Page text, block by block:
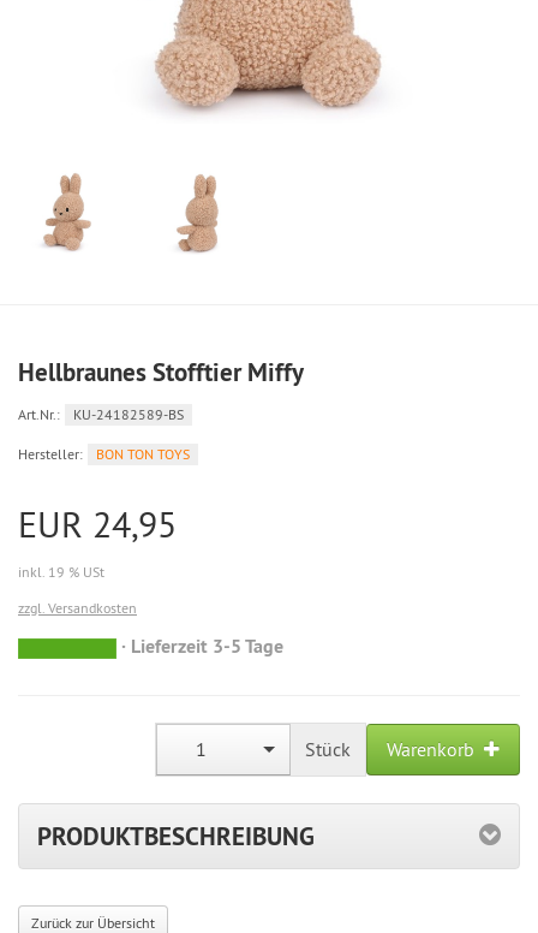
Hellbraunes Stofftier Miffy
Art.Nr.: KU-24182589-BS
Hersteller: BON TON TOYS
EUR 24,95
inkl. 19 % USt
zzgl. Versandkosten
sofort
Lieferzeit 3-5 Tage
1 Stück Warenkorb
PRODUKTBESCHREIBUNG
Zurück zur Übersicht